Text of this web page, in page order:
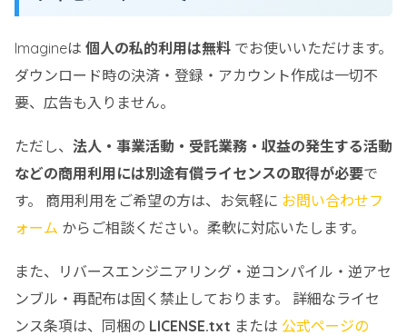
Imagineは 個人の私的利用は無料 でお使いいただけます。
ダウンロード時の決済・登録・アカウント作成は一切不
要、広告も入りません。
ただし、 法人・事業活動・受託業務・収益の発生する活動
などの商用利用には別途有償ライセンスの取得が必要で
す。 商用利用をご希望の方は、お気軽に お問い合わせフ
ォーム からご相談ください。柔軟に対応いたします。
また、リバースエンジニアリング・逆コンパイル・逆アセ
ンブル・再配布は固く禁止しております。 詳細なライセ
ンス条項は、同梱の LICENSE.txt または 公式ページの